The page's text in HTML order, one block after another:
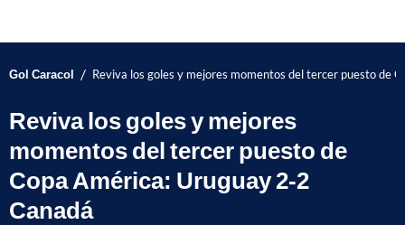
Gol Caracol / Reviva los goles y mejores momentos del tercer puesto de
Reviva los goles y mejores
momentos del tercer puesto de
Copa América: Uruguay 2-2
Canadá